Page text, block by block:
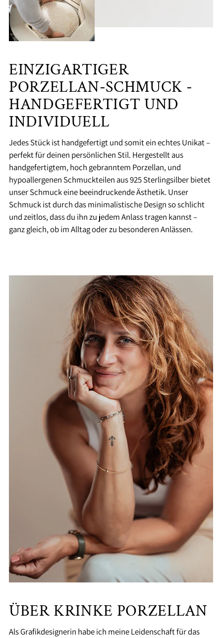
EINZIGARTIGER
PORZELLAN-SCHMUCK -
HANDGEFERTIGT UND
INDIVIDUELL
Jedes Stück ist handgefertigt und somit ein echtes Unikat –
perfekt für deinen persönlichen Stil. Hergestellt aus
handgefertigtem, hoch gebranntem Porzellan, und
hypoallergenen Schmuckteilen aus 925 Sterlingsilber bietet
unser Schmuck eine beeindruckende Ästhetik. Unser
Schmuck ist durch das minimalistische Design so schlicht
und zeitlos, dass du ihn zu jedem Anlass tragen kannst –
ganz gleich, ob im Alltag oder zu besonderen Anlässen.
ÜBER KRINKE PORZELLAN
Als Grafikdesignerin habe ich meine Leidenschaft für das